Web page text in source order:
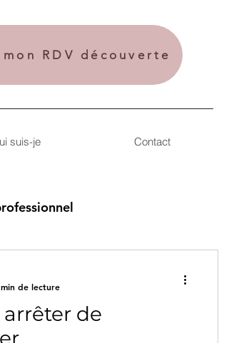
RDV découverte
suis-je Contact
de
de lecture